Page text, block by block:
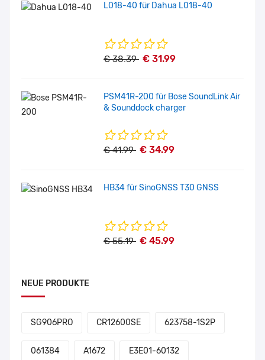
L018-40 für Dahua L018-40
€ 38.39 € 31.99
PSM41R-200 für Bose SoundLink Air
& Sounddock charger
€ 41.99 € 34.99
HB34 für SinoGNSS T30 GNSS
€ 55.19 € 45.99
NEUE PRODUKTE
SG906PRO CR12600SE 623758-1S2P
061384 A1672 E3E01-60132